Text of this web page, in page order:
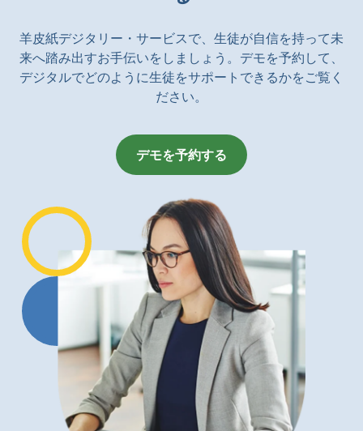
羊皮紙デジタリー・サービスで、生徒が自信を持って未
来へ踏み出すお手伝いをしましょう。デモを予約して、
デジタルでどのように生徒をサポートできるかをご覧く
ださい。
デモを予約する